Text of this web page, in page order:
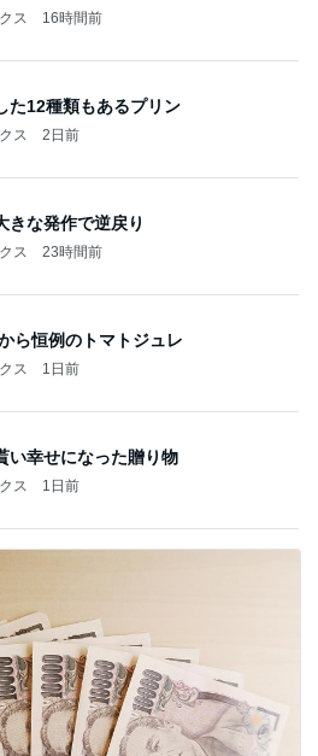
ス 16時間前
た12種類もあるプリン
ス 2日前
きな発作で逆戻り
ス 23時間前
ら恒例のトマトジュレ
ス 1日前
い幸せになった贈り物
ス 1日前